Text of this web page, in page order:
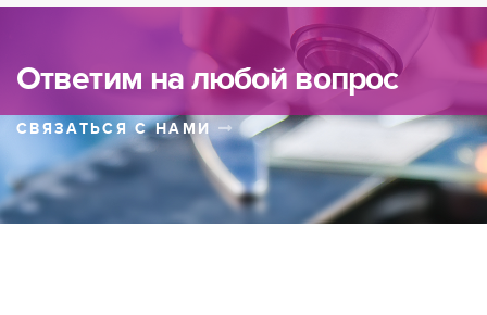
Ответим на любой вопрос
СВЯЗАТЬСЯ С НАМИ